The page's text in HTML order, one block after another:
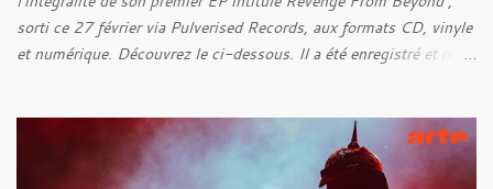
sorti ce 27 février via Pulverised Records, aux formats CD, vinyle
et numérique. Découvrez le ci-dessous. Il a été enregistré et mixé
Rebellion Against The Vile 05. Revenge From Beyond 06. The
Sense Of Fear